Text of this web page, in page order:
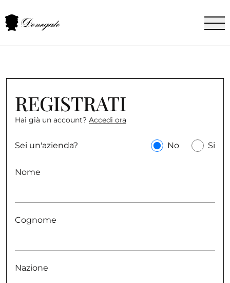
REGISTRATI
Hai già un account? Accedi ora
Sei un'azienda? No Si
Nome
Cognome
Nazione